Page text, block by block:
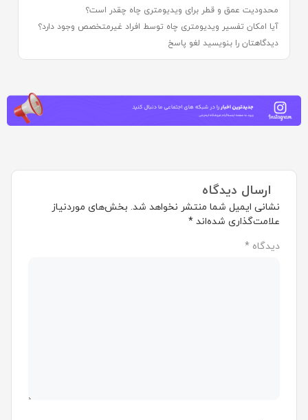
محدودیت عمق و قطر برای ویدیومتری چاه چقدر است؟
آیا امکان تفسیر ویدیومتری چاه توسط افراد غیرمتخصص وجود دارد؟
دیدگاهتان را بنویسید لغو پاسخ
ارسال دیدگاه
نشانی ایمیل شما منتشر نخواهد شد. بخش‌های موردنیاز
علامت‌گذاری شده‌اند *
دیدگاه *